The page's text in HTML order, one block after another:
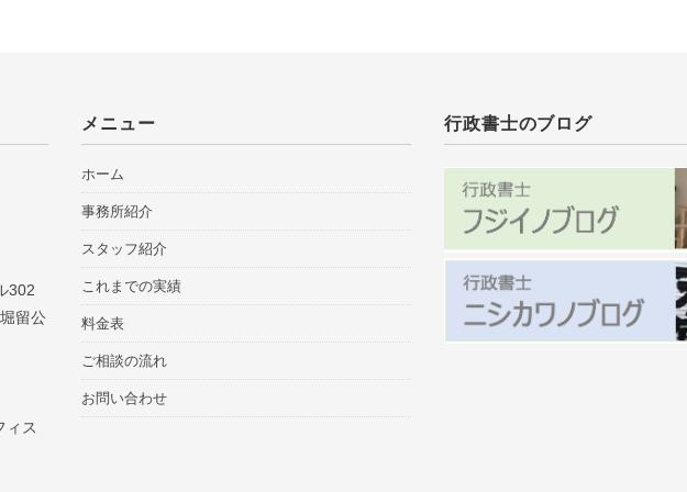
302
留公
ィス
メニュー
ホーム
事務所紹介
スタッフ紹介
これまでの実績
料金表
ご相談の流れ
お問い合わせ
行政書士のブログ